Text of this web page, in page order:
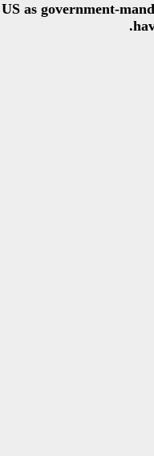
as government-